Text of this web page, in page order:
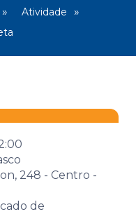
Atividade
248 - Centro -
de